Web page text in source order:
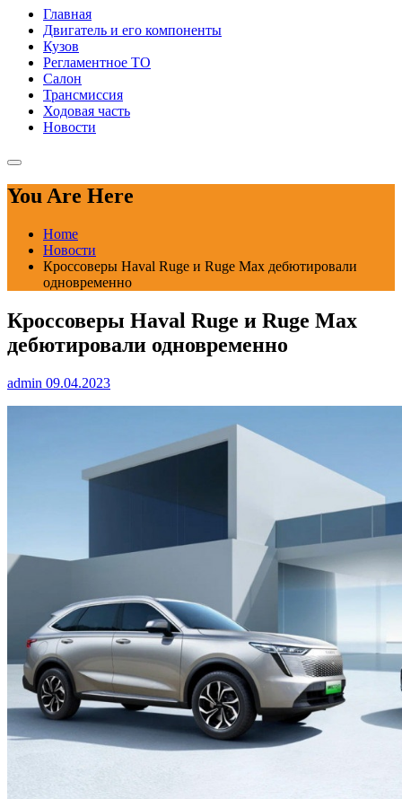
Главная
Двигатель и его компоненты
Кузов
Регламентное ТО
Салон
Трансмиссия
Ходовая часть
Новости
You Are Here
Home
Новости
Кроссоверы Haval Ruge и Ruge Max дебютировали
одновременно
Кроссоверы Haval Ruge и Ruge Max
дебютировали одновременно
admin 09.04.2023